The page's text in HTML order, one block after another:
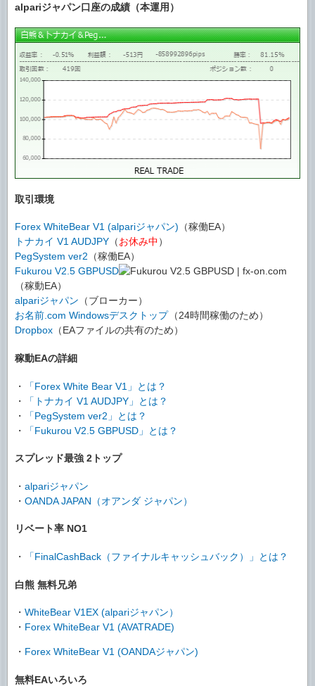
alpariジャパン口座の成績（本運用）
取引環境
Forex WhiteBear V1 (alpariジャパン) （稼働EA）
トナカイ V1 AUDJPY （お休み中）
PegSystem ver2 （稼働EA）
Fukurou V2.5 GBPUSD
（稼動EA）
alpariジャパン （ブローカー）
お名前.com Windowsデスクトップ （24時間稼働のため）
Dropbox （EAファイルの共有のため）
稼動EAの詳細
・
「Forex White Bear V1」とは？
・
「トナカイ V1 AUDJPY」とは？
・
「PegSystem ver2」とは？
・
「Fukurou V2.5 GBPUSD」とは？
スプレッド最強 2トップ
・ alpariジャパン
・ OANDA JAPAN（オアンダ ジャパン）
リベート率 NO1
・ 「FinalCashBack（ファイナルキャッシュバック）」とは？
白熊 無料兄弟
・ WhiteBear V1EX (alpariジャパン）
・ Forex WhiteBear V1 (AVATRADE)
・ Forex WhiteBear V1 (OANDAジャパン)
無料EAいろいろ